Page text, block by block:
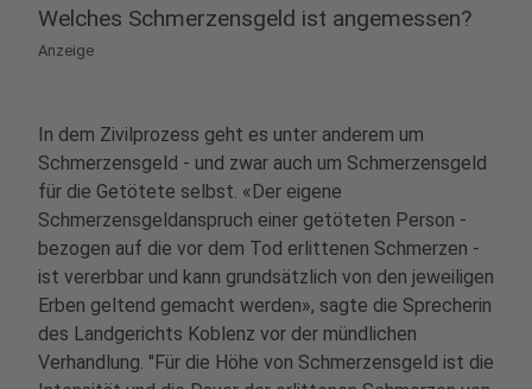
Welches Schmerzensgeld ist angemessen?
Anzeige
In dem Zivilprozess geht es unter anderem um
Schmerzensgeld - und zwar auch um Schmerzensgeld
für die Getötete selbst. «Der eigene
Schmerzensgeldanspruch einer getöteten Person -
bezogen auf die vor dem Tod erlittenen Schmerzen -
ist vererbbar und kann grundsätzlich von den jeweiligen
Erben geltend gemacht werden», sagte die Sprecherin
des Landgerichts Koblenz vor der mündlichen
Verhandlung. "Für die Höhe von Schmerzensgeld ist die